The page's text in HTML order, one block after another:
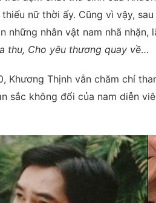
nữ thời ấy. Cũng vì vậy,
những nhân vật nam nhã nhặn,
thu, Cho yêu thương quay về…
Khương Thịnh vẫn chăm chỉ
sắc không đổi của nam diễn